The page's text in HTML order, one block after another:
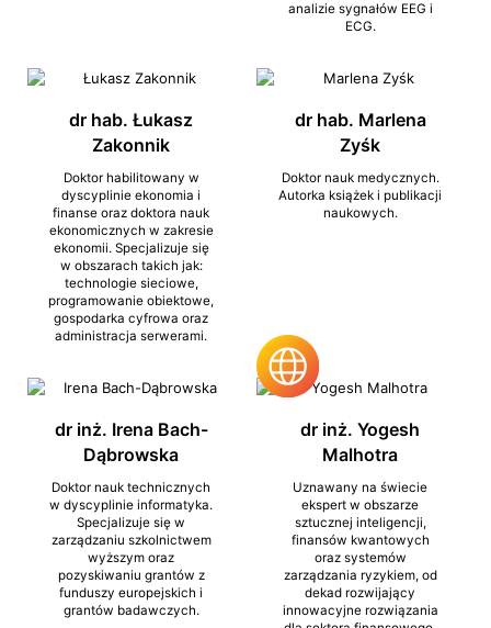
analizie sygnałów EEG i
ECG.
dr hab. Łukasz
Zakonnik
Doktor habilitowany w
dyscyplinie ekonomia i
finanse oraz doktora nauk
ekonomicznych w zakresie
ekonomii. Specjalizuje się
w obszarach takich jak:
technologie sieciowe,
programowanie obiektowe,
gospodarka cyfrowa oraz
administracja serwerami.
dr hab. Marlena
Zyśk
Doktor nauk medycznych.
Autorka książek i publikacji
naukowych.
dr inż. Irena Bach-
Dąbrowska
Doktor nauk technicznych
w dyscyplinie informatyka.
Specjalizuje się w
zarządzaniu szkolnictwem
wyższym oraz
pozyskiwaniu grantów z
funduszy europejskich i
grantów badawczych.
dr inż. Yogesh
Malhotra
Uznawany na świecie
ekspert w obszarze
sztucznej inteligencji,
finansów kwantowych
oraz systemów
zarządzania ryzykiem, od
dekad rozwijający
innowacyjne rozwiązania